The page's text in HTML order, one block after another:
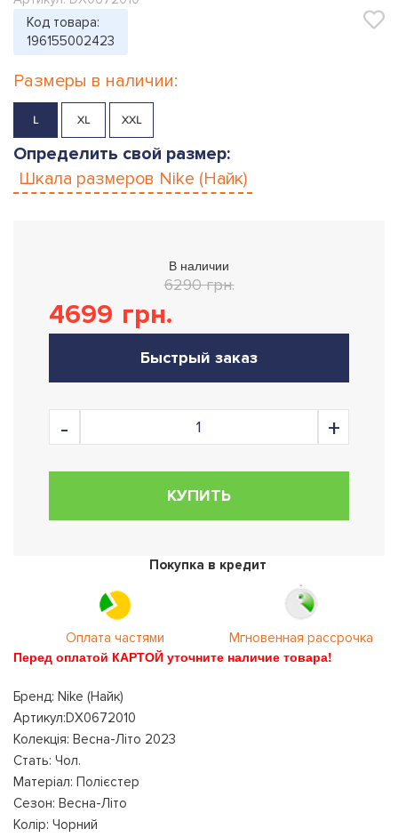
Код товара:
196155002423
Размеры в наличии:
L XL XXL
Определить свой размер:
Шкала размеров Nike (Найк)
В наличии
6290 грн.
4699 грн.
Быстрый заказ
КУПИТЬ
Покупка в кредит
Оплата частями Мгновенная рассрочка
Перед оплатой КАРТОЙ уточните наличие товара!
Бренд: Nike (Найк)
Артикул:DX0672010
Колекція: Весна-Літо 2023
Стать: Чол.
Матеріал: Полієстер
Сезон: Весна-Літо
Колір: Чорний